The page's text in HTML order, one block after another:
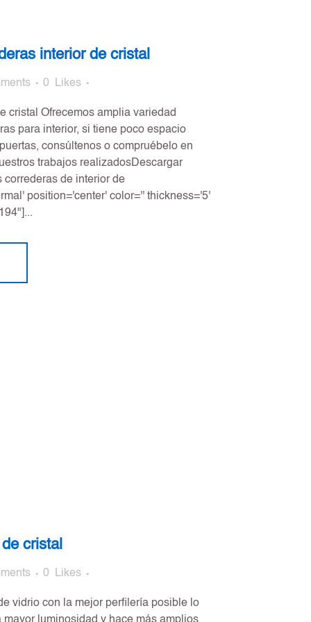
interior de cristal
0 Likes
cristal Ofrecemos amplia variedad
para interior, si tiene poco espacio
consúltenos o compruébelo en
trabajos realizadosDescargar
correderas de interior de
position='center' color='' thickness='5'
cristal
0 Likes
vidrio con la mejor perfilería posible lo